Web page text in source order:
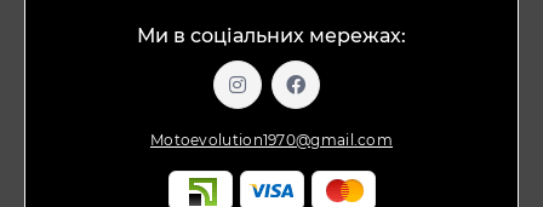
Ми в соціальних мережах:
Motoevolution1970@gmail.com